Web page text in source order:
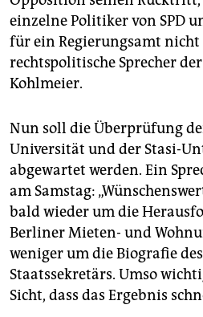
einzelne Politiker von SPD
für ein Regierungsamt
rechtspolitische Sprecher
Kohlmeier.
Nun soll die Überprüfung
Universität und der Stasi-
abgewartet werden. Ein
am Samstag:
bald wieder um die
Berliner Mieten- und
weniger um die Biografie
Staatssekretärs. Umso
Sicht, dass das Ergebnis